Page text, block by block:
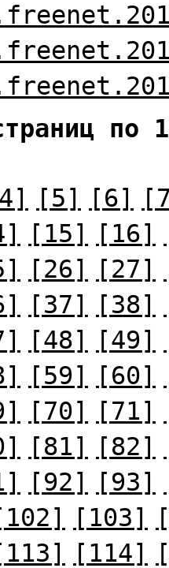
по
[5] [6]
[15] [16]
[26] [27]
[37] [38]
[48] [49]
[59] [60]
[70] [71]
[81] [82]
[92] [93]
[103]
[114]